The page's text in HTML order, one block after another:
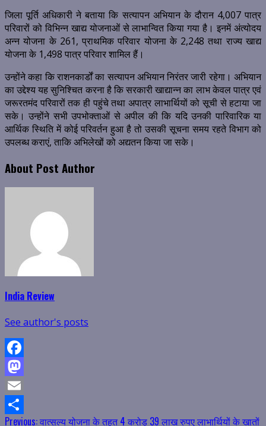
जिला पूर्ति अधिकारी ने बताया कि सत्यापन अभियान के दौरान 4,007 पात्र
परिवारों को विभिन्न खाद्य योजनाओं से लाभान्वित किया गया है। इनमें अंत्योदय
अन्न योजना के 261, प्राथमिक परिवार योजना के 2,248 तथा राज्य खाद्य
योजना के 1,498 पात्र परिवार शामिल हैं।
उन्होंने कहा कि राशनकार्डों का सत्यापन अभियान निरंतर जारी रहेगा। अभियान
का उद्देश्य यह सुनिश्चित करना है कि सरकारी खाद्यान्न का लाभ केवल पात्र एवं
जरूरतमंद परिवारों तक ही पहुंचे तथा अपात्र लाभार्थियों को सूची से हटाया जा
सके। उन्होंने सभी उपभोक्ताओं से अपील की कि यदि उनकी पारिवारिक या
आर्थिक स्थिति में कोई परिवर्तन हुआ है तो उसकी सूचना समय रहते विभाग को
उपलब्ध कराएं, ताकि अभिलेखों को अद्यतन किया जा सके।
About Post Author
India Review
See author's posts
Facebook
Mastodon
Email
Previous:वात्सल्य योजना के तहत 4 करोड़ 39 लाख रुपए लाभार्थियों के खातों